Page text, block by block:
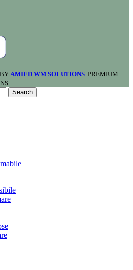
AMIED WM SOLUTIONS. PREMIUM
Search